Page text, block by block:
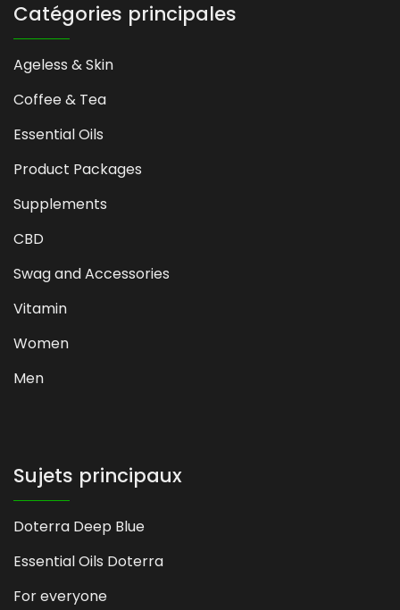
Catégories principales
Ageless & Skin
Coffee & Tea
Essential Oils
Product Packages
Supplements
CBD
Swag and Accessories
Vitamin
Women
Men
Sujets principaux
Doterra Deep Blue
Essential Oils Doterra
For everyone